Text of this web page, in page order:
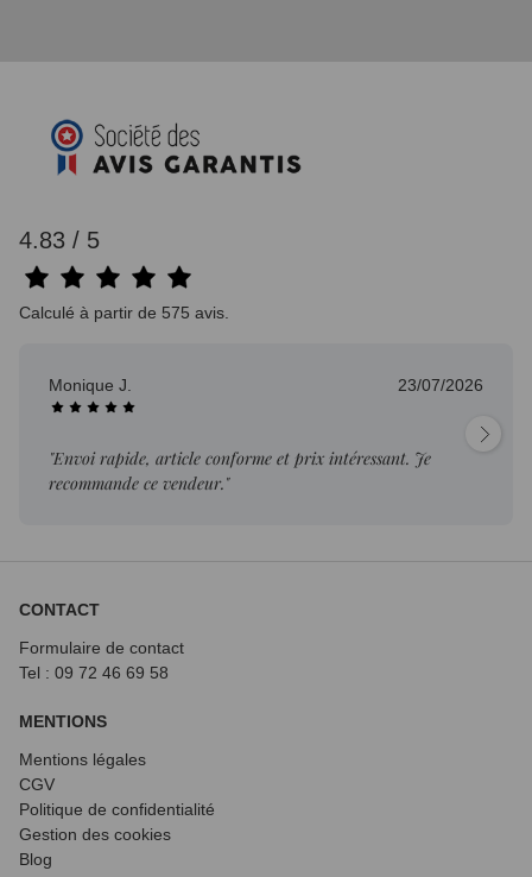
4.83 / 5
Calculé à partir de 575 avis.
Monique J. 23/07/2026
"Envoi rapide, article conforme et prix intéressant. Je
recommande ce vendeur."
CONTACT
Formulaire de contact
Tel : 09 72 46 69 58
MENTIONS
Mentions légales
CGV
Politique de confidentialité
Gestion des cookies
Blog